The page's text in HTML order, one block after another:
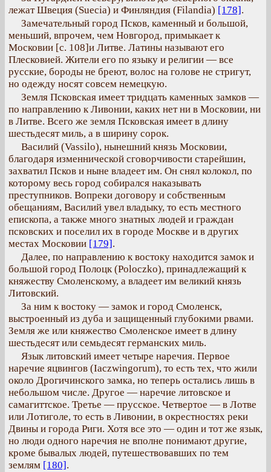
лежат Швеция (Suecia) и Финляндия (Filandia) [178].
Замечательный город Псков, каменный и большой,
меньший, впрочем, чем Новгород, примыкает к
Московии [с. 108]и Литве. Латины называют его
Плесковией. Жители его по языку и религии — все
русские, бороды не бреют, волос на голове не стригут,
но одежду носят совсем немецкую.
Земля Псковская имеет тридцать каменных замков —
по направлению к Ливонии, каких нет ни в Московии, ни
в Литве. Всего же земля Псковская имеет в длину
шестьдесят миль, а в ширину сорок.
Василий (Vassilo), нынешний князь Московии,
благодаря изменнической сговорчивости старейшин,
захватил Псков и ныне владеет им. Он снял колокол, по
которому весь город собирался наказывать
преступников. Вопреки договору и собственным
обещаниям, Василий увел владыку, то есть местного
епископа, а также много знатных людей и граждан
псковских и поселил их в городе Москве и в других
местах Московии [179].
Далее, по направлению к востоку находится замок и
большой город Полоцк (Poloczko), принадлежащий к
княжеству Смоленскому, а владеет им великий князь
Литовский.
За ним к востоку — замок и город Смоленск,
выстроенный из дуба и защищенный глубокими рвами.
Земля же или княжество Смоленское имеет в длину
шестьдесят или семьдесят германских миль.
Язык литовский имеет четыре наречия. Первое
наречие яцвингов (Iaczwingorum), то есть тех, что жили
около Дрогичинского замка, но теперь остались лишь в
небольшом числе. Другое — наречие литовское и
самагиттское. Третье — прусское. Четвертое — в Лотве
или Лотиголе, то есть в Ливонии, в окрестностях реки
Двины и города Риги. Хотя все это — один и тот же язык,
но люди одного наречия не вполне понимают другие,
кроме бывалых людей, путешествовавших по тем
землям [180].